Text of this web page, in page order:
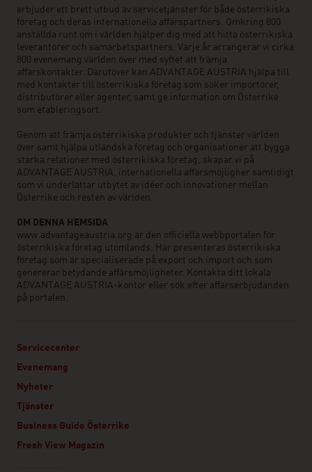
erbjuder ett brett utbud av servicetjänster för både österrikiska
företag och deras internationella affärspartners. Omkring 800
anställda runt om i världen hjälper dig med att hitta österrikiska
leverantörer och samarbetspartners. Varje år arrangerar vi cirka
800 evenemang världen över med syftet att främja
affärskontakter. Därutöver kan ADVANTAGE AUSTRIA hjälpa till
med kontakter till österrikiska företag som söker importörer,
distributörer eller agenter, samt ge information om Österrike
som etableringsort.
Genom att främja österrikiska produkter och tjänster världen
över samt hjälpa utländska företag och organisationer att bygga
starka relationer med österrikiska företag, skapar vi på
ADVANTAGE AUSTRIA, internationella affärsmöjligher samtidigt
som vi underlättar utbytet av idéer och innovationer mellan
Österrike och resten av världen.
OM DENNA HEMSIDA
www.advantageaustria.org är den officiella webbportalen för
österrikiska företag utomlands. Här presenteras österrikiska
företag som är specialiserade på export och import och som
genererar betydande affärsmöjligheter. Kontakta ditt lokala
ADVANTAGE AUSTRIA-kontor eller sök efter affärserbjudanden
på portalen.
Servicecenter
Evenemang
Nyheter
Tjänster
Business Guide Österrike
Fresh View Magazin